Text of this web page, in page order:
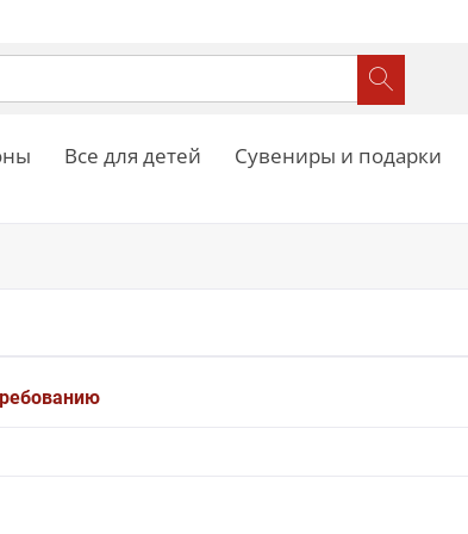
Все для детей Сувениры и подарки